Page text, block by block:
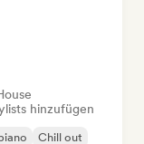
hinzufügen
Chill out